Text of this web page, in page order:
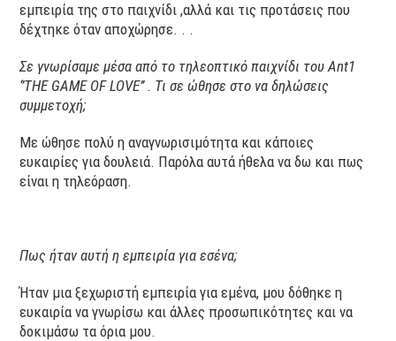
εμπειρία της στο παιχνίδι ,αλλά και τις προτάσεις που
δέχτηκε όταν αποχώρησε. . .
Σε γνωρίσαμε μέσα από το τηλεοπτικό παιχνίδι του Αnt1
‘’THE GAME OF LOVE’’ . Τι σε ώθησε στο να δηλώσεις
συμμετοχή;
Με ώθησε πολύ η αναγνωρισιμότητα και κάποιες
ευκαιρίες για δουλειά. Παρόλα αυτά ήθελα να δω και πως
είναι η τηλεόραση.
Πως ήταν αυτή η εμπειρία για εσένα;
Ήταν μια ξεχωριστή εμπειρία για εμένα, μου δόθηκε η
ευκαιρία να γνωρίσω και άλλες προσωπικότητες και να
δοκιμάσω τα όρια μου.